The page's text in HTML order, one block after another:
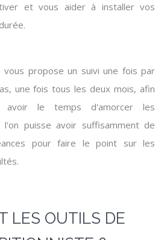
et vous aider à installer vos
propose un suivi une fois par
une fois tous les deux mois, afin
avoir le temps d'amorcer les
l'on puisse avoir suffisamment de
pour faire le point sur les
LES OUTILS DE